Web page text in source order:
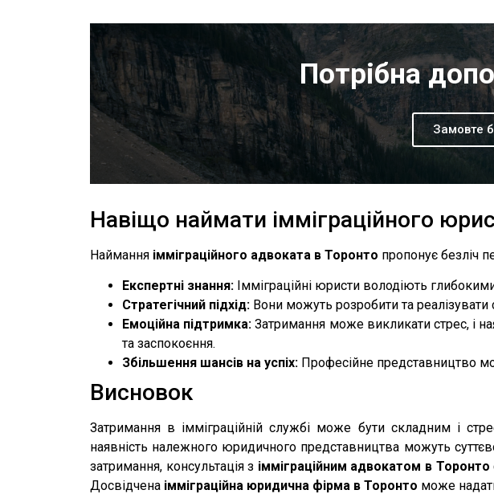
Потрібна
Замовте
Навіщо наймати імміграційного
Наймання імміграційного адвоката в Торонто пропонує безліч
Експертні знання: Імміграційні юристи володіють
Стратегічний підхід: Вони можуть розробити та
Емоційна підтримка: Затримання може викликати стрес, і
та заспокоєння.
Збільшення шансів на успіх: Професійне представництво
Висновок
Затримання в імміграційній службі може бути складним і
наявність належного юридичного представництва можуть
затримання, консультація з імміграційним адвокатом в Торонто
Досвідчена імміграційна юридична фірма в Торонто може